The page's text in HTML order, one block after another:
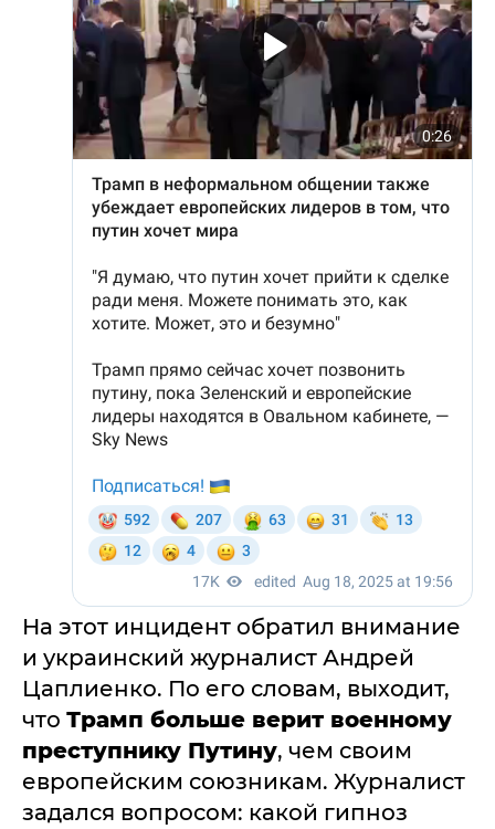
На этот инцидент обратил внимание
и украинский журналист Андрей
Цаплиенко. По его словам, выходит,
что Трамп больше верит военному
преступнику Путину, чем своим
европейским союзникам. Журналист
задался вопросом: какой гипноз